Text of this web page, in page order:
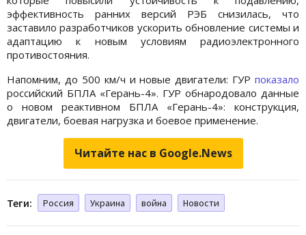
эффективность ранних версий РЭБ снизилась, что
заставило разработчиков ускорить обновление системы и
адаптацию к новым условиям радиоэлектронного
противостояния.
Напомним, до 500 км/ч и новые двигатели: ГУР показало
российский БПЛА «Герань-4». ГУР обнародовало данные
о новом реактивном БПЛА «Герань-4»: конструкция,
двигатели, боевая нагрузка и боевое применение.
Читайте нас в Google.News
Теги: Россия Украина война Новости